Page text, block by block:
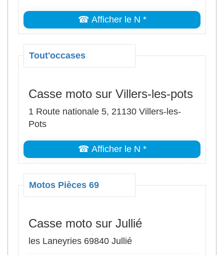
☎ Afficher le N *
Tout'occases
Casse moto sur Villers-les-pots
1 Route nationale 5, 21130 Villers-les-
Pots
☎ Afficher le N *
Motos Pièces 69
Casse moto sur Jullié
les Laneyries 69840 Jullié